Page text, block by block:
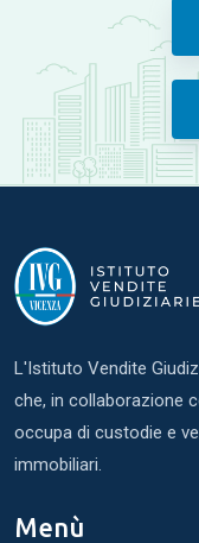
L'Istituto Vendite
che, in collaborazione
occupa di custodie e
immobiliari.
Menù